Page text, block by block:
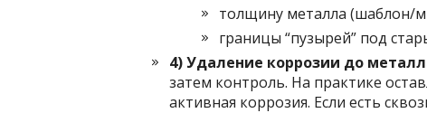
толщину металла (шаблон/
границы “пузырей” под
4) Удаление коррозии до
затем контроль. На практике
активная коррозия. Если есть